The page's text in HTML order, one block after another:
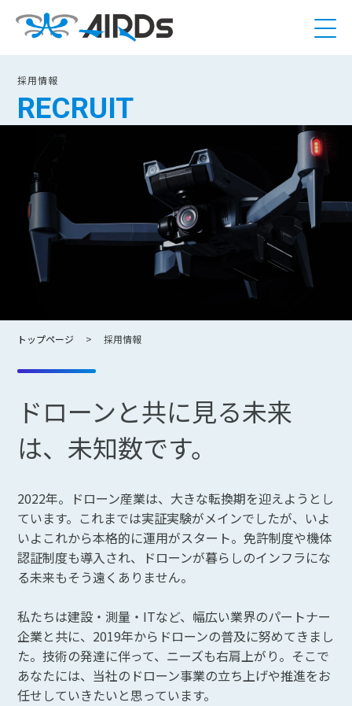
採用情報
RECRUIT
トップページ 採用情報
ドローンと共に見る未来
は、未知数です。
2022年。ドローン産業は、大きな転換期を迎えようとし
ています。これまでは実証実験がメインでしたが、いよ
いよこれから本格的に運用がスタート。免許制度や機体
認証制度も導入され、ドローンが暮らしのインフラにな
る未来もそう遠くありません。
私たちは建設・測量・ITなど、幅広い業界のパートナー
企業と共に、2019年からドローンの普及に努めてきまし
た。技術の発達に伴って、ニーズも右肩上がり。そこで
あなたには、当社のドローン事業の立ち上げや推進をお
任せしていきたいと思っています。